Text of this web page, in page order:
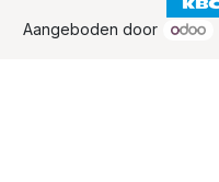
Aangeboden door